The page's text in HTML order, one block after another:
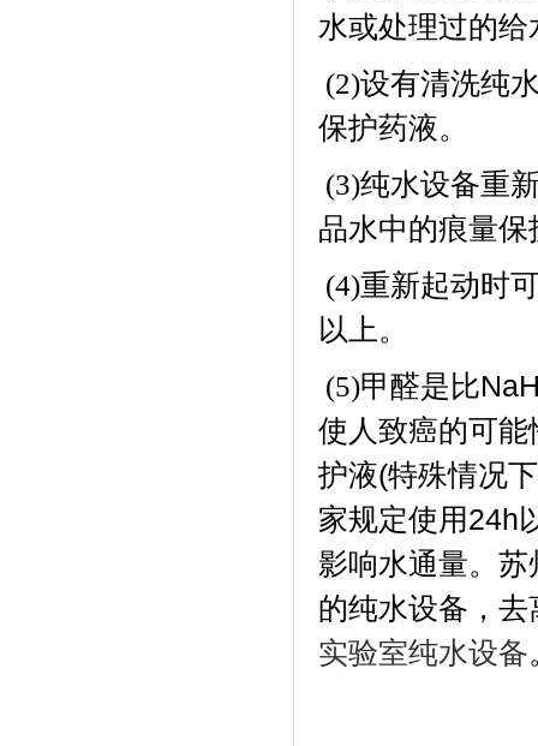
水或处理过的给
(2)设有清洗纯
保护药液。
(3)纯水设备重
品水中的痕量保
(4)重新起动时
以上。
(5)甲醛是比
使人致癌的可
护液(特殊情况
家规定使用24h
影响水通量。 苏
的纯水设备，
实验室纯水设备